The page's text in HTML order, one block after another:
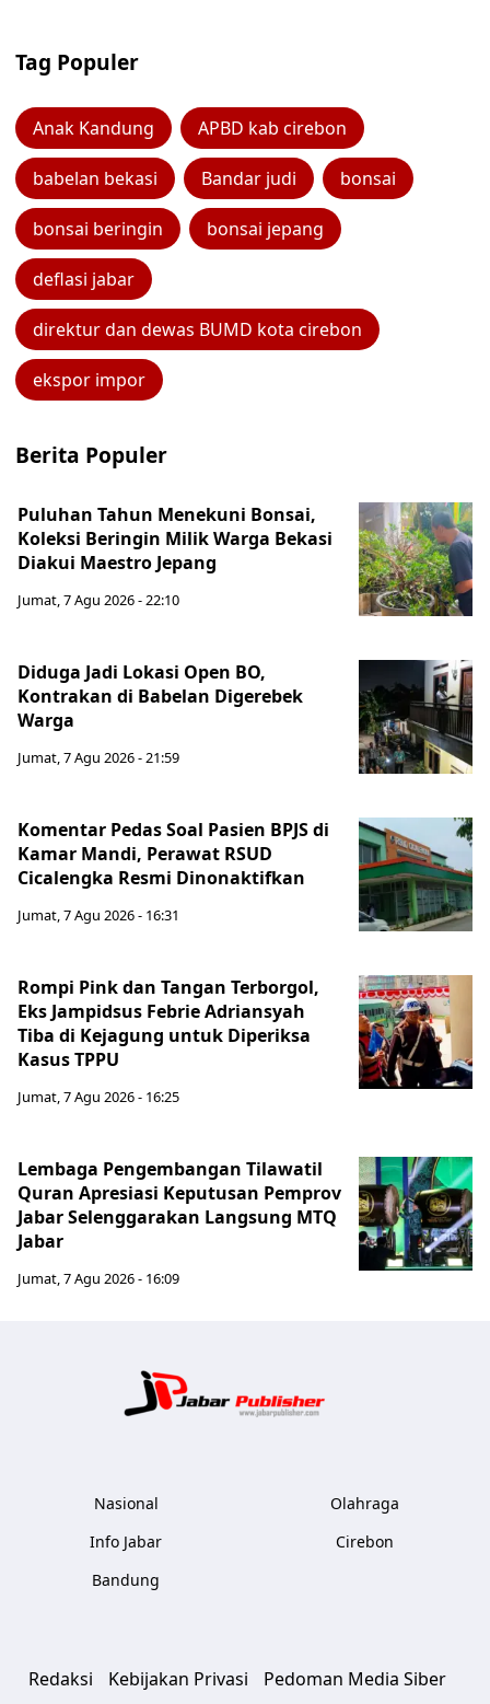
Tag Populer
Anak Kandung APBD kab cirebon
babelan bekasi Bandar judi bonsai
bonsai beringin bonsai jepang
deflasi jabar
direktur dan dewas BUMD kota cirebon
ekspor impor
Berita Populer
Puluhan Tahun Menekuni Bonsai,
Koleksi Beringin Milik Warga Bekasi
Diakui Maestro Jepang
Jumat, 7 Agu 2026 - 22:10
Diduga Jadi Lokasi Open BO,
Kontrakan di Babelan Digerebek
Warga
Jumat, 7 Agu 2026 - 21:59
Komentar Pedas Soal Pasien BPJS di
Kamar Mandi, Perawat RSUD
Cicalengka Resmi Dinonaktifkan
Jumat, 7 Agu 2026 - 16:31
Rompi Pink dan Tangan Terborgol,
Eks Jampidsus Febrie Adriansyah
Tiba di Kejagung untuk Diperiksa
Kasus TPPU
Jumat, 7 Agu 2026 - 16:25
Lembaga Pengembangan Tilawatil
Quran Apresiasi Keputusan Pemprov
Jabar Selenggarakan Langsung MTQ
Jabar
Jumat, 7 Agu 2026 - 16:09
Nasional
Info Jabar
Bandung
Olahraga
Cirebon
Redaksi Kebijakan Privasi Pedoman Media Siber